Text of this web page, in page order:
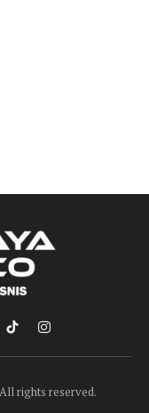
TikTokInstagram
rights reserved.